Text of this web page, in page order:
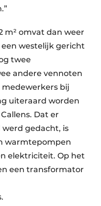
m² omvat dan weer
westelijk gericht
twee
andere vennoten
medewerkers bij
uiteraard worden
Dat er
gedacht, is
warmtepompen
elektriciteit. Op het
een transformator